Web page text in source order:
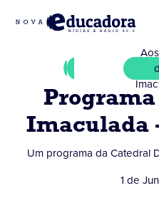
Programa
Imaculada
Um programa da Catedral
1 de